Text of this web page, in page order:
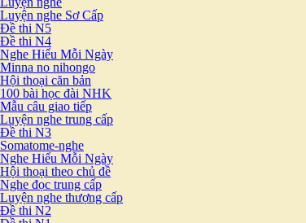
Luyện nghe Sơ Cấp
Đề thi N5
Đề thi N4
Nghe Hiểu Mỗi Ngày
Minna no nihongo
Hội thoại căn bản
100 bài học đài NHK
Mẫu câu giao tiếp
Luyện nghe trung cấp
Đề thi N3
Somatome-nghe
Nghe Hiểu Mỗi Ngày
Hội thoại theo chủ đề
Nghe đọc trung cấp
Luyện nghe thượng cấp
Đề thi N2